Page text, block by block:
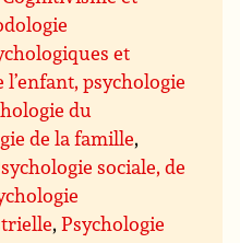
et
l’enfant, psychologie
du
de la famille,
sociale, de
,Psychologie